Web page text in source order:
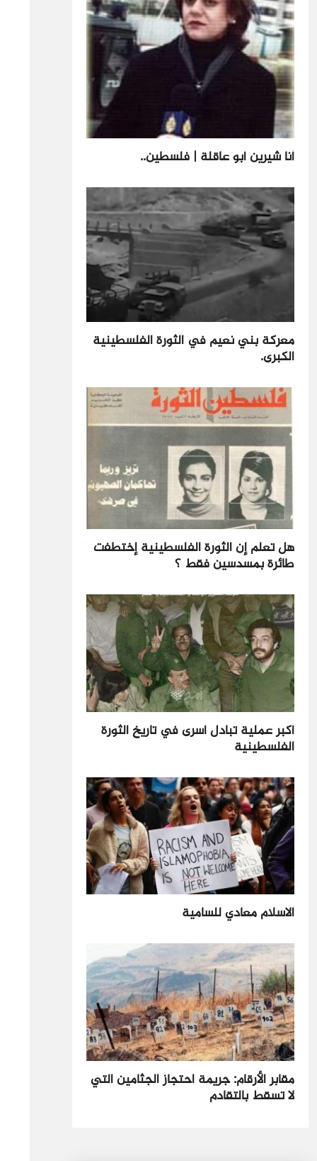
أنا شيرين أبو عاقلة | فلسطين..
معركة بني نعيم في الثورة الفلسطينية
الكبرى.
هل تعلم إن الثورة الفلسطينية إختطفت
طائرة بمسدسين فقط ؟
أكبر عملية تبادل أسرى في تاريخ الثورة
الفلسطينية
الاسلام معادي للسامية
مقابر الأرقام: جريمة احتجاز الجثامين التي
لا تسقط بالتقادم